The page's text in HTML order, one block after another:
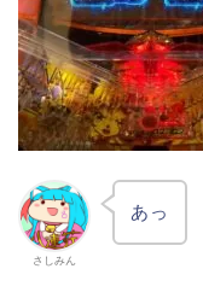
さしみん
あっ